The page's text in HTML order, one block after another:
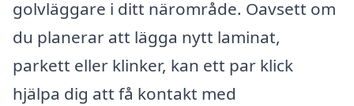
golvläggare i ditt närområde. Oavsett om
du planerar att lägga nytt laminat,
parkett eller klinker, kan ett par klick
hjälpa dig att få kontakt med